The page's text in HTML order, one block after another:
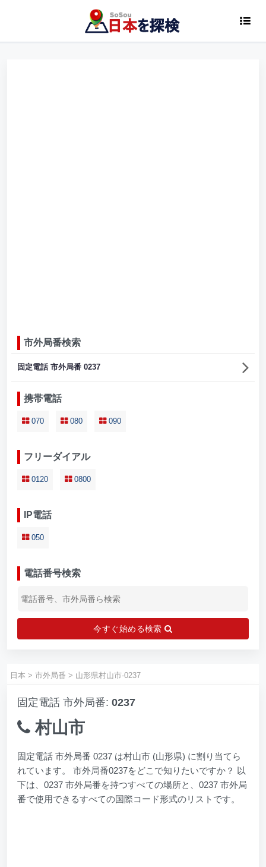
市外局番検索
固定電話 市外局番 0237
携帯電話
070 080 090
フリーダイアル
0120 0800
IP電話
050
電話番号検索
今すぐ始める検索
日本 > 市外局番 > 山形県村山市-0237
固定電話 市外局番: 0237
村山市
固定電話 市外局番 0237 は村山市 (山形県) に割り当てら
れています。 市外局番0237をどこで知りたいですか？ 以
下は、0237 市外局番を持つすべての場所と、0237 市外局
番で使用できるすべての国際コード形式のリストです。